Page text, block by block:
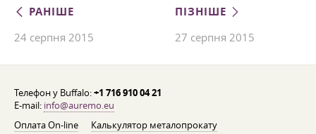
РАНІШЕ
24 серпня 2015
ПІЗНІШЕ
27 серпня 2015
Телефон у Buffalo:+1 716 910 04 21
E-mail: info@auremo.eu
Оплата On-line
Калькулятор металопрокату